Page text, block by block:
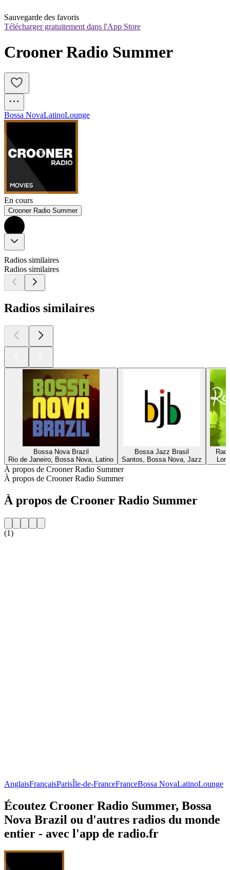
Sauvegarde des favoris
Télécharger gratuitement dans l'App Store
Crooner Radio Summer
Bossa NovaLatinoLounge
En cours
Crooner Radio Summer
Radios similaires
Radios similaires
Radios similaires
Bossa Nova Brazil
Rio de Janeiro, Bossa Nova, Latino
Bossa Jazz Brasil
Santos, Bossa Nova, Jazz
À propos de Crooner Radio Summer
À propos de Crooner Radio Summer
À propos de Crooner Radio Summer
(1)
AnglaisFrançaisParisÎle-de-FranceFranceBossa NovaLatinoLounge
Écoutez Crooner Radio Summer, Bossa
Nova Brazil ou d'autres radios du monde
entier - avec l'app de radio.fr